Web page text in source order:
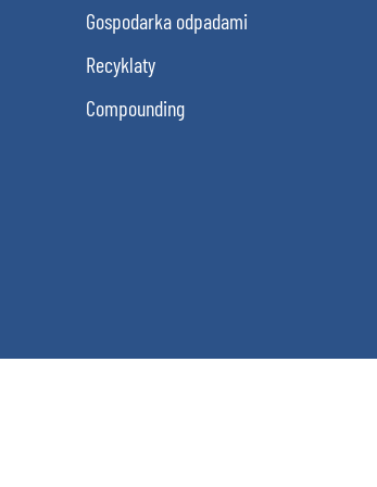
Gospodarka odpadami
Recyklaty
Compounding